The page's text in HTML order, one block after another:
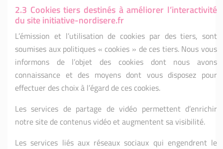
2.3 Cookies tiers destinés à améliorer l’interactivité
du site initiative-nordisere.fr
L’émission et l’utilisation de cookies par des tiers, sont
soumises aux politiques « cookies » de ces tiers. Nous vous
informons de l’objet des cookies dont nous avons
connaissance et des moyens dont vous disposez pour
effectuer des choix à l’égard de ces cookies.
Les services de partage de vidéo permettent d’enrichir
notre site de contenus vidéo et augmentent sa visibilité.
Les services liés aux réseaux sociaux qui engendrent le